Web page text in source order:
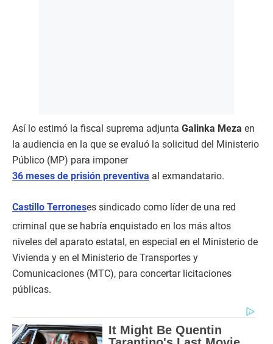
Así lo estimó la fiscal suprema adjunta Galinka Meza en
la audiencia en la que se evaluó la solicitud del Ministerio
Público (MP) para imponer
36 meses de prisión preventiva al exmandatario.
Castillo Terroneses sindicado como líder de una red
criminal que se habría enquistado en los más altos
niveles del aparato estatal, en especial en el Ministerio de
Vivienda y en el Ministerio de Transportes y
Comunicaciones (MTC), para concertar licitaciones
públicas.